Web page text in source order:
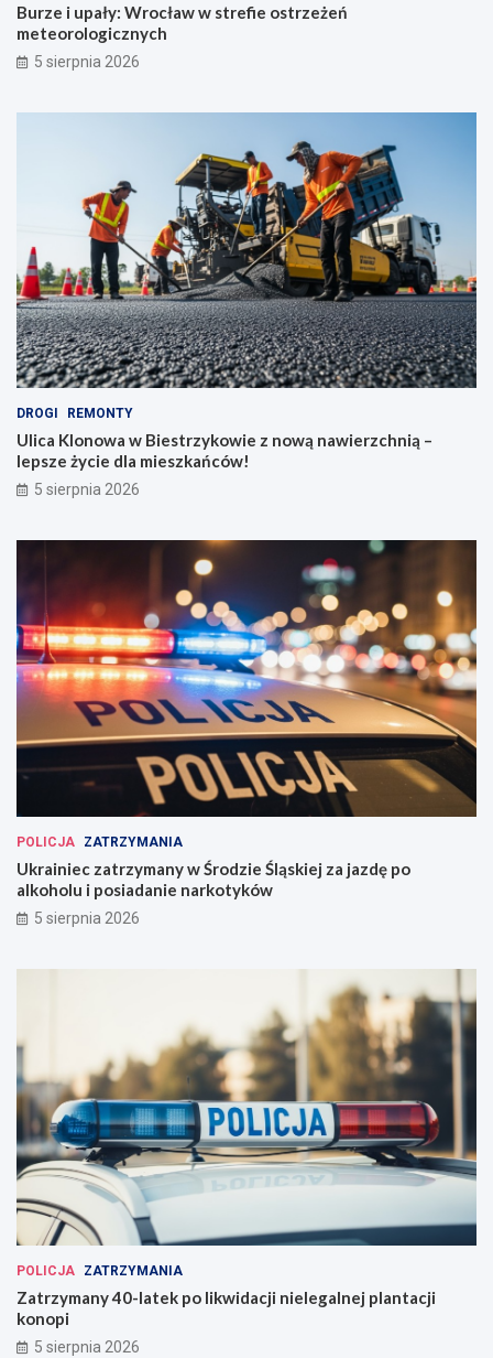
Burze i upały: Wrocław w strefie ostrzeżeń
meteorologicznych
5 sierpnia 2026
DROGI REMONTY
Ulica Klonowa w Biestrzykowie z nową nawierzchnią –
lepsze życie dla mieszkańców!
5 sierpnia 2026
POLICJA ZATRZYMANIA
Ukrainiec zatrzymany w Środzie Śląskiej za jazdę po
alkoholu i posiadanie narkotyków
5 sierpnia 2026
POLICJA ZATRZYMANIA
Zatrzymany 40-latek po likwidacji nielegalnej plantacji
konopi
5 sierpnia 2026